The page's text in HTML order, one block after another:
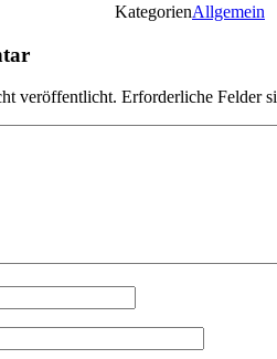
KategorienAllgemein
veröffentlicht. Erforderliche Felder